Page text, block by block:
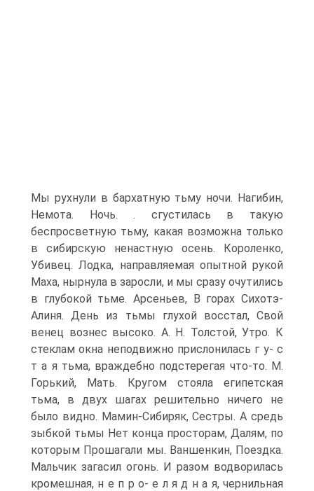
Мы рухнули в бархатную тьму ночи. Нагибин,
Немота. Ночь. . сгустилась в такую
беспросветную тьму, какая возможна только
в сибирскую ненастную осень. Короленко,
Убивец. Лодка, направляемая опытной рукой
Маха, нырнула в заросли, и мы сразу очутились
в глубокой тьме. Арсеньев, В горах Сихотэ-
Алиня. День из тьмы глухой восстал, Свой
венец вознес высоко. А. Н. Толстой, Утро. К
стеклам окна неподвижно прислонилась г у- с
т а я тьма, враждебно подстерегая что-то. М.
Горький, Мать. Кругом стояла египетская
тьма, в двух шагах решительно ничего не
было видно. Мамин-Сибиряк, Сестры. А средь
зыбкой тьмы Нет конца просторам, Далям, по
которым Прошагали мы. Ваншенкин, Поездка.
Мальчик загасил огонь. И разом водворилась
кромешная, н е п р о- е л я д н а я, чернильная